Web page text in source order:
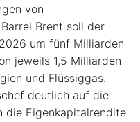
von
Brent soll der
um fünf Milliarden
jeweils 1,5 Milliarden
und Flüssiggas.
deutlich auf die
die Eigenkapitalrendite